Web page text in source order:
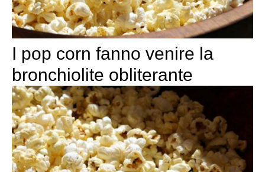
I pop corn fanno venire la
bronchiolite obliterante